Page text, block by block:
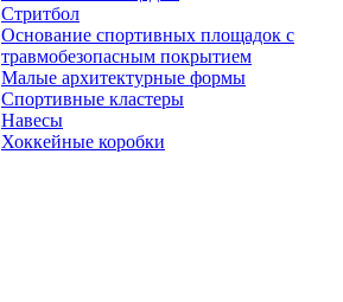
Стритбол
Основание спортивных площадок с
травмобезопасным покрытием
Малые архитектурные формы
Спортивные кластеры
Навесы
Хоккейные коробки